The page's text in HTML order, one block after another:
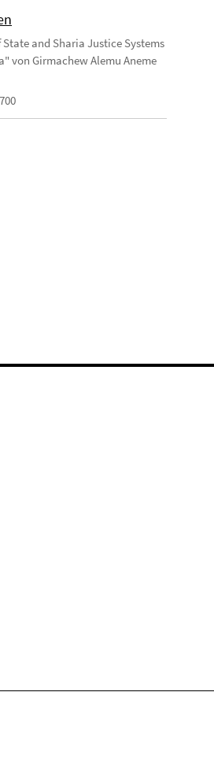
and Sharia Justice Systems
von Girmachew Alemu Aneme